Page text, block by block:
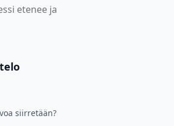
etenee ja
siirretään?